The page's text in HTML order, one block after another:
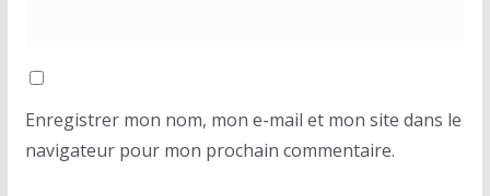
Enregistrer mon nom, mon e-mail et mon site dans le
navigateur pour mon prochain commentaire.